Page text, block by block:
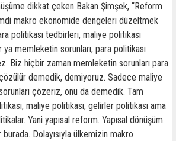
dikkat çeken Bakan Şimşek, “Reform
makro ekonomide dengeleri düzeltmek
politikası tedbirleri, maliye politikası
memleketin sorunları, para politikası
Biz hiçbir zaman memleketin sorunları para
demedik, demiyoruz. Sadece maliye
çözeriz, onu da demedik. Tam
maliye politikası, gelirler politikası ama
Yani yapısal reform. Yapısal dönüşüm.
Dolayısıyla ülkemizin makro